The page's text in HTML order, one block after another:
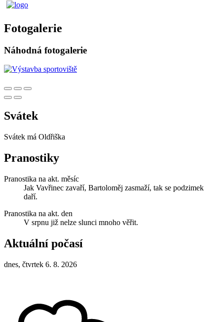
Fotogalerie
Náhodná fotogalerie
Svátek
Svátek má Oldřiška
Pranostiky
Pranostika na akt. měsíc
Jak Vavřinec zavaří, Bartoloměj zasmaží, tak se podzimek
daří.
Pranostika na akt. den
V srpnu již nelze slunci mnoho věřit.
Aktuální počasí
dnes, čtvrtek 6. 8. 2026